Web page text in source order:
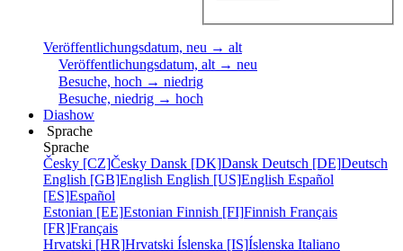
Veröffentlichungsdatum, neu → alt
Veröffentlichungsdatum, alt → neu
Besuche, hoch → niedrig
Besuche, niedrig → hoch
Diashow
Sprache
Sprache
Česky [CZ]Česky Dansk [DK]Dansk Deutsch [DE]Deutsch
English [GB]English English [US]English Español
[ES]Español
Estonian [EE]Estonian Finnish [FI]Finnish Français
[FR]Français
Hrvatski [HR]Hrvatski Íslenska [IS]Íslenska Italiano